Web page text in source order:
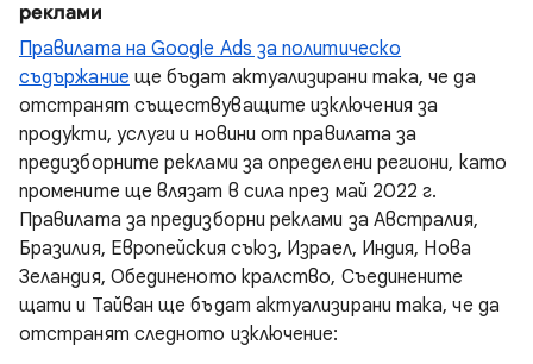
реклами
Правилата на Google Ads за политическо
съдържание ще бъдат актуализирани така, че да
отстранят съществуващите изключения за
продукти, услуги и новини от правилата за
предизборните реклами за определени региони, като
промените ще влязат в сила през май 2022 г.
Правилата за предизборни реклами за Австралия,
Бразилия, Европейския съюз, Израел, Индия, Нова
Зеландия, Обединеното кралство, Съединените
щати и Тайван ще бъдат актуализирани така, че да
отстранят следното изключение: